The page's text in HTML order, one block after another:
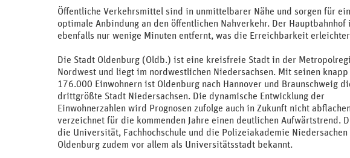
Öffentliche Verkehrsmittel sind in unmittelbarer Nähe und sorgen für
optimale Anbindung an den öffentlichen Nahverkehr. Der Hauptbahnhof
ebenfalls nur wenige Minuten entfernt, was die Erreichbarkeit
Die Stadt Oldenburg (Oldb.) ist eine kreisfreie Stadt in der
Nordwest und liegt im nordwestlichen Niedersachsen. Mit seinen knapp
176.000 Einwohnern ist Oldenburg nach Hannover und Braunschweig
drittgrößte Stadt Niedersachsen. Die dynamische Entwicklung der
Einwohnerzahlen wird Prognosen zufolge auch in Zukunft nicht
verzeichnet für die kommenden Jahre einen deutlichen Aufwärtstrend.
die Universität, Fachhochschule und die Polizeiakademie
Oldenburg zudem vor allem als Universitätsstadt bekannt.